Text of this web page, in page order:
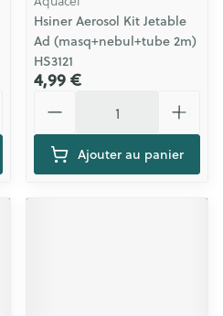
Hsiner Aerosol Kit Jetable
Ad (masq+nebul+tube 2m)
HS3121
4,99 €
Ajouter au panier